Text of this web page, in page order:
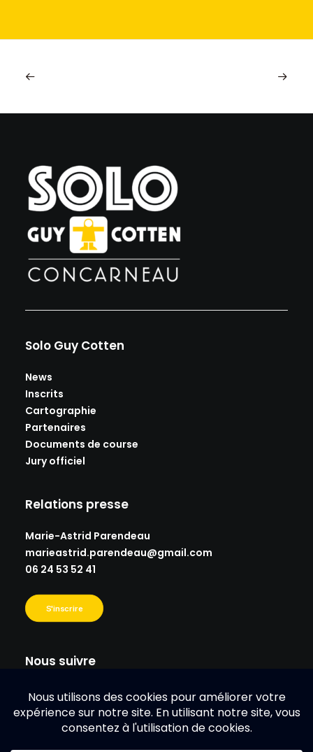
Solo Guy Cotten
News
Inscrits
Cartographie
Partenaires
Documents de course
Jury officiel
Relations presse
Marie-Astrid Parendeau
marieastrid.parendeau@gmail.com
06 24 53 52 41
S'inscrire
Nous suivre